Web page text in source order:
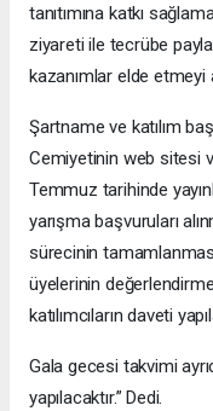
tanıtımına katkı
ziyareti ile tecrübe
kazanımlar elde etmeyi
Şartname ve katılım
Cemiyetinin web sitesi
Temmuz tarihinde
yarışma başvuruları
sürecinin
üyelerinin
katılımcıların daveti
Gala gecesi takvimi
yapılacaktır.” Dedi.